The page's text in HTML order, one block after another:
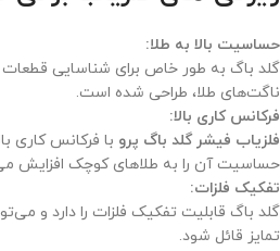
حساسیت بالا به طلا:
گلد باگ به طور خاص برای شناسایی قطعات
ناگت‌های طلا، طراحی شده است.
فرکانس کاری بالا:
فلزیاب فیشر گلد باگ پرو
حساسیت آن را به طلاهای کوچک افزایش
تفکیک فلزات:
گلد باگ قابلیت تفکیک فلزات را دارد و
تمایز قائل شود.